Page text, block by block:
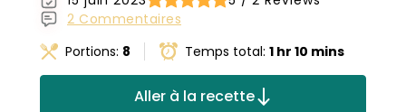
2 Commentaires
Portions: 8 Temps total: 1 hr 10 mins
Aller à la recette